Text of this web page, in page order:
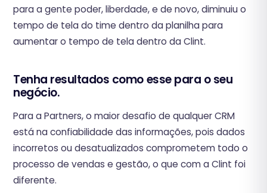
para a gente poder, liberdade, e de novo, diminuiu o
tempo de tela do time dentro da planilha para
aumentar o tempo de tela dentro da Clint.
Tenha resultados como esse para o seu
negócio.
Para a Partners, o maior desafio de qualquer CRM
está na confiabilidade das informações, pois dados
incorretos ou desatualizados comprometem todo o
processo de vendas e gestão, o que com a Clint foi
diferente.